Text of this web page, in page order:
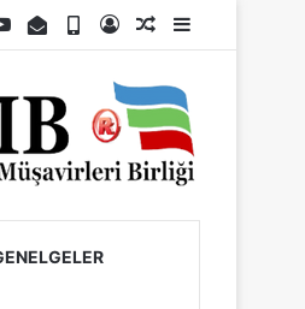
YouTubeE-Posta
TelefonKayıt OlRastgele Makale
Kenar